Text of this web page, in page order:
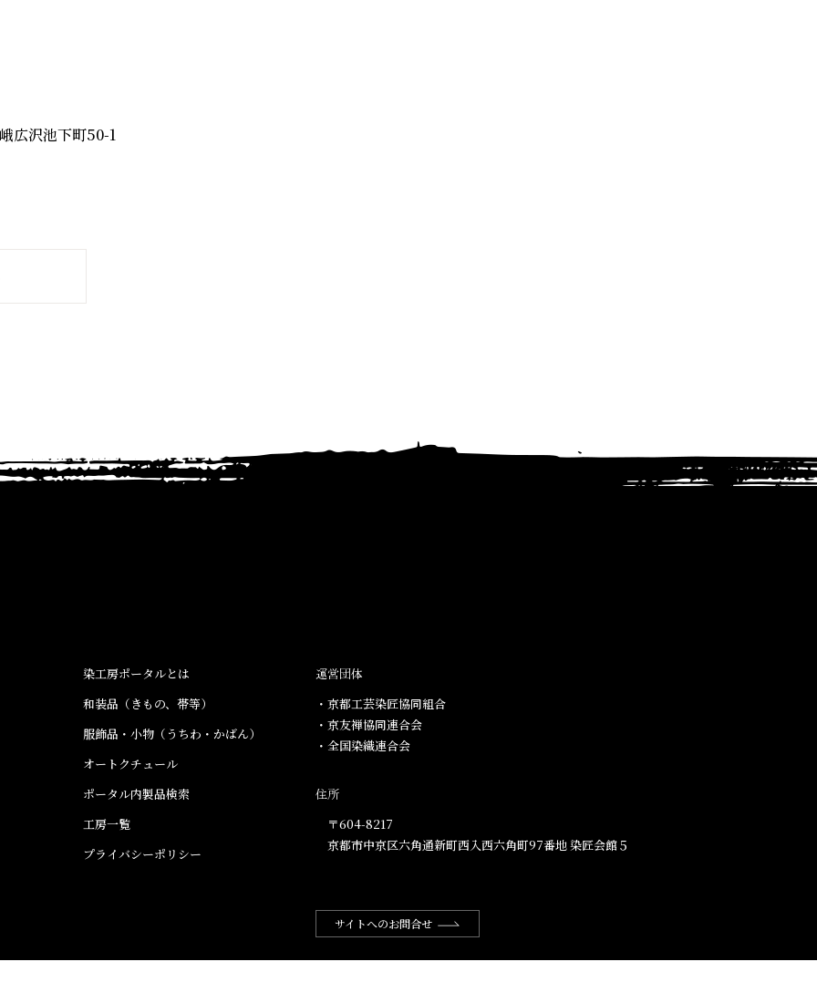
広沢池下町50-1
染工房ポータルとは
和装品（きもの、帯等）​
服飾品・小物​（うちわ・かばん）
オートクチュール
ポータル内製品検索
工房一覧
プライバシーポリシー
運営団体
・京都工芸染匠協同組合​
・京友禅協同連合会
・全国染織連合会
住所
〒604-8217
京都市中京区六角通新町西入西六角町97番地​ 染匠会館５
サイトへのお問合せ